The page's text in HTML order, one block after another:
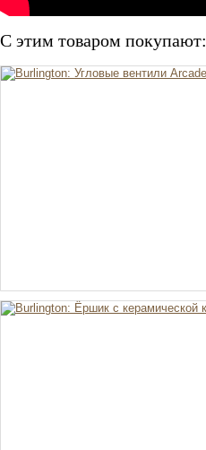
С этим товаром покупают: